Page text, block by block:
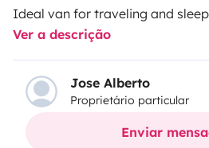
Ideal van for traveling and
individually. Very easy to drive
problems due to its size.It is
stoveSink FridgeOutdoor shower
water tank. With convenient
Pine wood furniture for
Ver a descrição
Jose Alberto
Proprietário particular
Enviar